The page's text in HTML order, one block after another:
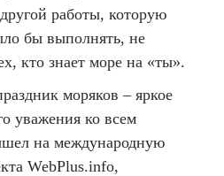
работы, которую
бы выполнять, не
кто знает море на «ты».
моряков – яркое
уважения ко всем
на международную
WebPlus.info,